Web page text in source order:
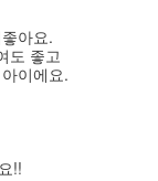
아요.
도 좋고
이에요.
!!